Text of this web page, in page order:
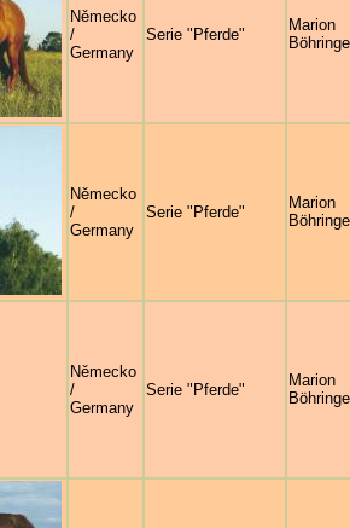
Německo
/
Germany
Serie "Pferde"
Marion
Německo
/
Germany
Serie "Pferde"
Marion
Německo
/
Germany
Serie "Pferde"
Marion